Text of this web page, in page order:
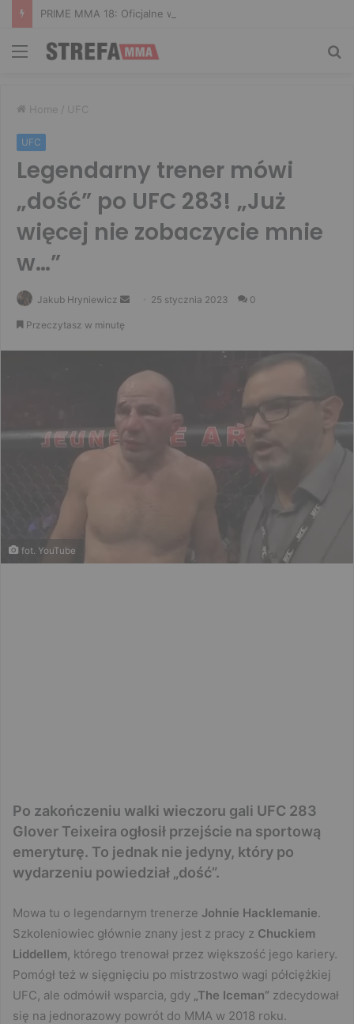
Menu
Home / UFC
UFC
Legendarny trener mówi
„dość” po UFC 283! „Już
więcej nie zobaczycie mnie
w…”
Jakub Hryniewicz
Send 25 stycznia 2023 0
Przeczytasz w minutę
fot. YouTube
Po zakończeniu walki wieczoru gali UFC 283
Glover Teixeira ogłosił przejście na sportową
emeryturę. To jednak nie jedyny, który po
wydarzeniu powiedział „dość”.
Mowa tu o legendarnym trenerze Johnie Hacklemanie.
Szkoleniowiec głównie znany jest z pracy z Chuckiem
Liddellem, którego trenował przez większość jego kariery.
Pomógł też w sięgnięciu po mistrzostwo wagi półciężkiej
UFC, ale odmówił wsparcia, gdy „The Iceman” zdecydował
się na jednorazowy powrót do MMA w 2018 roku.